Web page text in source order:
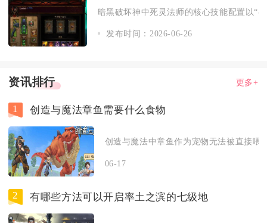
暗黑破坏神中死灵法师的核心技能配置以“
发布时间：2026-06-26
资讯排行 更多+
1 创造与魔法章鱼需要什么食物
创造与魔法中章鱼作为宠物无法被直接喂
06-17
2 有哪些方法可以开启率土之滨的七级地